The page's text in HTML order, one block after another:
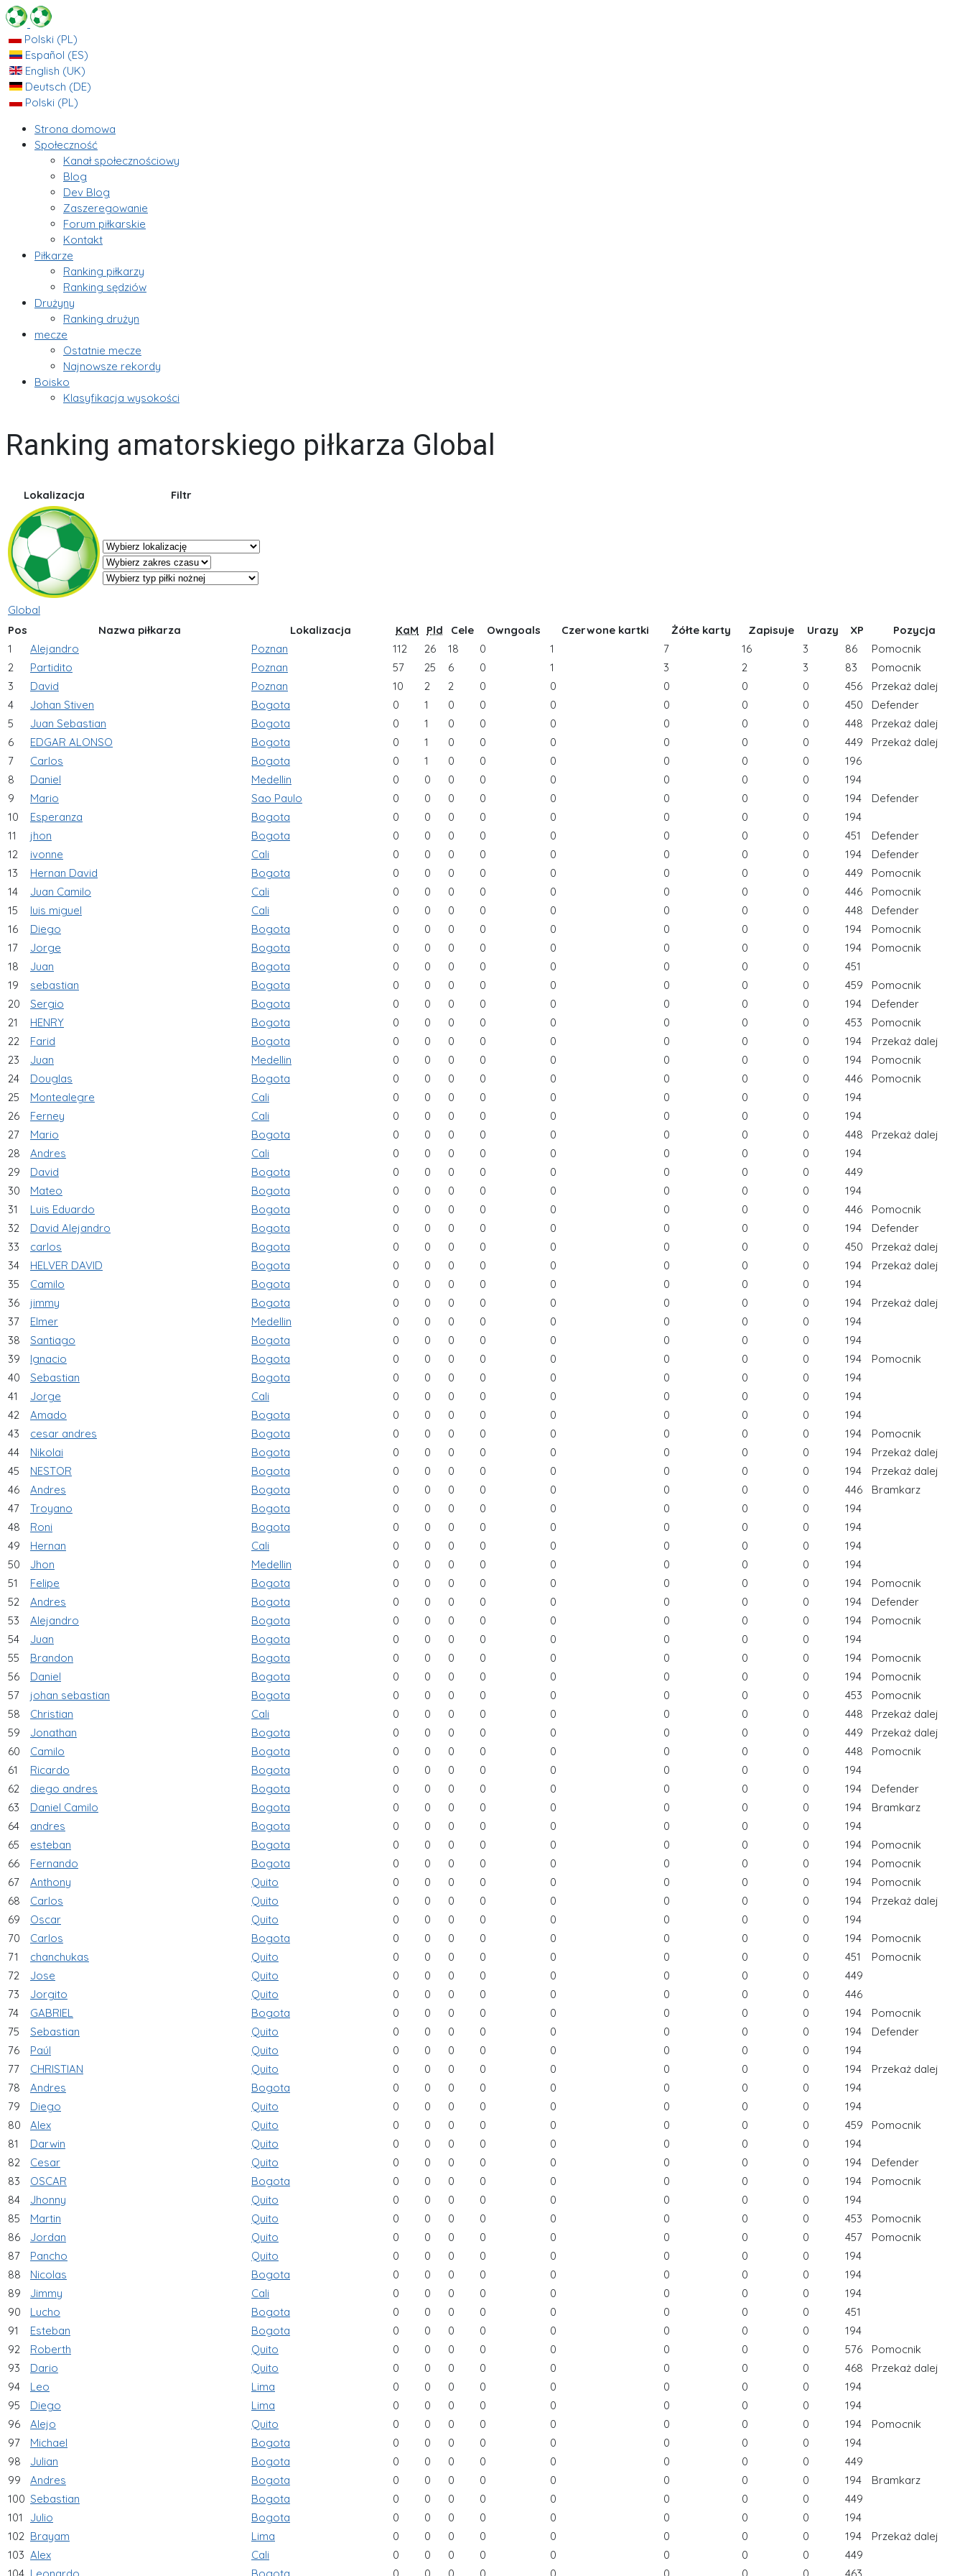
Polski (PL)
Español (ES)
English (UK)
Deutsch (DE)
Polski (PL)
Strona domowa
Społeczność
Kanał społecznościowy
Blog
Dev Blog
Zaszeregowanie
Forum piłkarskie
Kontakt
Piłkarze
Ranking piłkarzy
Ranking sędziów
Drużyny
Ranking drużyn
mecze
Ostatnie mecze
Najnowsze rekordy
Boisko
Klasyfikacja wysokości
Ranking amatorskiego piłkarza Global
Lokalizacja Filtr
Global
Pos
Nazwa piłkarza Lokalizacja KaM Pld Cele Owngoals Czerwone kartki Żółte karty Zapisuje Urazy XP
Pozycja
1
Alejandro Poznan 112 26 18 0 1 7 16 3 86
Pomocnik
2
Partidito Poznan 57 25 6 0 1 3 2 3 83
Pomocnik
3
David Poznan 10 2 2 0 0 0 0 0 456
Przekaż dalej
4
Johan Stiven Bogota 0 1 0 0 0 0 0 0 450
Defender
5
Juan Sebastian Bogota 0 1 0 0 0 0 0 0 448
Przekaż dalej
6
EDGAR ALONSO Bogota 0 1 0 0 0 0 0 0 449
Przekaż dalej
7
Carlos Bogota 0 1 0 0 0 0 0 0
196
8
Daniel Medellin 0 0 0 0 0 0 0 0
194
9
Mario Sao Paulo 0 0 0 0 0 0 0 0 194
Defender
10
Esperanza Bogota 0 0 0 0 0 0 0 0
194
11
jhon Bogota 0 0 0 0 0 0 0 0 451
Defender
12
ivonne Cali 0 0 0 0 0 0 0 0 194
Defender
13
Hernan David Bogota 0 0 0 0 0 0 0 0 449
Pomocnik
14
Juan Camilo Cali 0 0 0 0 0 0 0 0 446
Pomocnik
15
luis miguel Cali 0 0 0 0 0 0 0 0 448
Defender
16
Diego Bogota 0 0 0 0 0 0 0 0 194
Pomocnik
17
Jorge Bogota 0 0 0 0 0 0 0 0 194
Pomocnik
18
Juan Bogota 0 0 0 0 0 0 0 0
451
19
sebastian Bogota 0 0 0 0 0 0 0 0 459
Pomocnik
20
Sergio Bogota 0 0 0 0 0 0 0 0 194
Defender
21
HENRY Bogota 0 0 0 0 0 0 0 0 453
Pomocnik
22
Farid Bogota 0 0 0 0 0 0 0 0 194
Przekaż dalej
23
Juan Medellin 0 0 0 0 0 0 0 0 194
Pomocnik
24
Douglas Bogota 0 0 0 0 0 0 0 0 446
Pomocnik
25
Montealegre Cali 0 0 0 0 0 0 0 0
194
26
Ferney Cali 0 0 0 0 0 0 0 0
194
27
Mario Bogota 0 0 0 0 0 0 0 0 448
Przekaż dalej
28
Andres Cali 0 0 0 0 0 0 0 0
194
29
David Bogota 0 0 0 0 0 0 0 0
449
30
Mateo Bogota 0 0 0 0 0 0 0 0
194
31
Luis Eduardo Bogota 0 0 0 0 0 0 0 0 446
Pomocnik
32
David Alejandro Bogota 0 0 0 0 0 0 0 0 194
Defender
33
carlos Bogota 0 0 0 0 0 0 0 0 450
Przekaż dalej
34
HELVER DAVID Bogota 0 0 0 0 0 0 0 0 194
Przekaż dalej
35
Camilo Bogota 0 0 0 0 0 0 0 0
194
36
jimmy Bogota 0 0 0 0 0 0 0 0 194
Przekaż dalej
37
Elmer Medellin 0 0 0 0 0 0 0 0
194
38
Santiago Bogota 0 0 0 0 0 0 0 0
194
39
Ignacio Bogota 0 0 0 0 0 0 0 0 194
Pomocnik
40
Sebastian Bogota 0 0 0 0 0 0 0 0
194
41
Jorge Cali 0 0 0 0 0 0 0 0
194
42
Amado Bogota 0 0 0 0 0 0 0 0
194
43
cesar andres Bogota 0 0 0 0 0 0 0 0 194
Pomocnik
44
Nikolai Bogota 0 0 0 0 0 0 0 0 194
Przekaż dalej
45
NESTOR Bogota 0 0 0 0 0 0 0 0 194
Przekaż dalej
46
Andres Bogota 0 0 0 0 0 0 0 0 446
Bramkarz
47
Troyano Bogota 0 0 0 0 0 0 0 0
194
48
Roni Bogota 0 0 0 0 0 0 0 0
194
49
Hernan Cali 0 0 0 0 0 0 0 0
194
50
Jhon Medellin 0 0 0 0 0 0 0 0
194
51
Felipe Bogota 0 0 0 0 0 0 0 0 194
Pomocnik
52
Andres Bogota 0 0 0 0 0 0 0 0 194
Defender
53
Alejandro Bogota 0 0 0 0 0 0 0 0 194
Pomocnik
54
Juan Bogota 0 0 0 0 0 0 0 0
194
55
Brandon Bogota 0 0 0 0 0 0 0 0 194
Pomocnik
56
Daniel Bogota 0 0 0 0 0 0 0 0 194
Pomocnik
57
johan sebastian Bogota 0 0 0 0 0 0 0 0 453
Pomocnik
58
Christian Cali 0 0 0 0 0 0 0 0 448
Przekaż dalej
59
Jonathan Bogota 0 0 0 0 0 0 0 0 449
Przekaż dalej
60
Camilo Bogota 0 0 0 0 0 0 0 0 448
Pomocnik
61
Ricardo Bogota 0 0 0 0 0 0 0 0
194
62
diego andres Bogota 0 0 0 0 0 0 0 0 194
Defender
63
Daniel Camilo Bogota 0 0 0 0 0 0 0 0 194
Bramkarz
64
andres Bogota 0 0 0 0 0 0 0 0
194
65
esteban Bogota 0 0 0 0 0 0 0 0 194
Pomocnik
66
Fernando Bogota 0 0 0 0 0 0 0 0 194
Pomocnik
67
Anthony Quito 0 0 0 0 0 0 0 0 194
Pomocnik
68
Carlos Quito 0 0 0 0 0 0 0 0 194
Przekaż dalej
69
Oscar Quito 0 0 0 0 0 0 0 0
194
70
Carlos Bogota 0 0 0 0 0 0 0 0 194
Pomocnik
71
chanchukas Quito 0 0 0 0 0 0 0 0 451
Pomocnik
72
Jose Quito 0 0 0 0 0 0 0 0
449
73
Jorgito Quito 0 0 0 0 0 0 0 0
446
74
GABRIEL Bogota 0 0 0 0 0 0 0 0 194
Pomocnik
75
Sebastian Quito 0 0 0 0 0 0 0 0 194
Defender
76
Paúl Quito 0 0 0 0 0 0 0 0
194
77
CHRISTIAN Quito 0 0 0 0 0 0 0 0 194
Przekaż dalej
78
Andres Bogota 0 0 0 0 0 0 0 0
194
79
Diego Quito 0 0 0 0 0 0 0 0
194
80
Alex Quito 0 0 0 0 0 0 0 0 459
Pomocnik
81
Darwin Quito 0 0 0 0 0 0 0 0
194
82
Cesar Quito 0 0 0 0 0 0 0 0 194
Defender
83
OSCAR Bogota 0 0 0 0 0 0 0 0 194
Pomocnik
84
Jhonny Quito 0 0 0 0 0 0 0 0
194
85
Martin Quito 0 0 0 0 0 0 0 0 453
Pomocnik
86
Jordan Quito 0 0 0 0 0 0 0 0 457
Pomocnik
87
Pancho Quito 0 0 0 0 0 0 0 0
194
88
Nicolas Bogota 0 0 0 0 0 0 0 0
194
89
Jimmy Cali 0 0 0 0 0 0 0 0
194
90
Lucho Bogota 0 0 0 0 0 0 0 0
451
91
Esteban Bogota 0 0 0 0 0 0 0 0
194
92
Roberth Quito 0 0 0 0 0 0 0 0 576
Pomocnik
93
Dario Quito 0 0 0 0 0 0 0 0 468
Przekaż dalej
94
Leo Lima 0 0 0 0 0 0 0 0
194
95
Diego Lima 0 0 0 0 0 0 0 0
194
96
Alejo Quito 0 0 0 0 0 0 0 0 194
Pomocnik
97
Michael Bogota 0 0 0 0 0 0 0 0
194
98
Julian Bogota 0 0 0 0 0 0 0 0
449
99
Andres Bogota 0 0 0 0 0 0 0 0 194
Bramkarz
100 Sebastian Bogota 0 0 0 0 0 0 0 0
449
101
Julio Bogota 0 0 0 0 0 0 0 0
194
102 Brayam Lima 0 0 0 0 0 0 0 0 194
Przekaż dalej
103 Alex Cali 0 0 0 0 0 0 0 0
449
104 Leonardo Bogota 0 0 0 0 0 0 0 0 463